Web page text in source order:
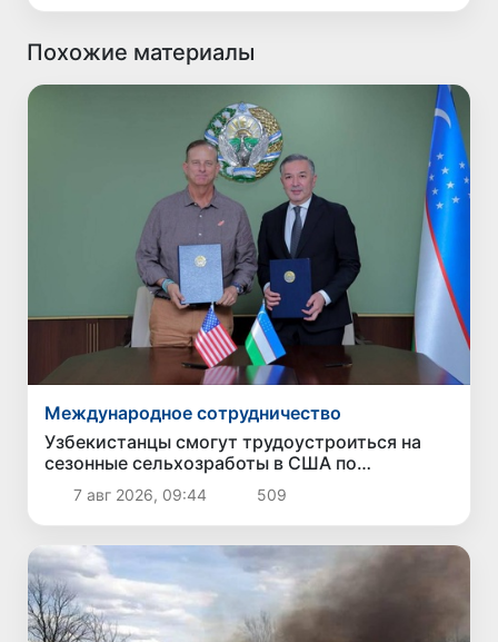
Похожие материалы
Международное сотрудничество
Узбекистанцы смогут трудоустроиться на
сезонные сельхозработы в США по
программе H-2A
7 авг 2026, 09:44 509